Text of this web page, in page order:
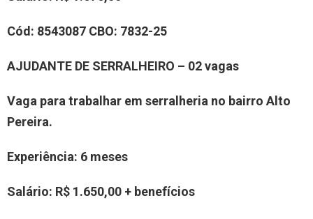
Cód: 8543087 CBO: 7832-25
AJUDANTE DE SERRALHEIRO – 02 vagas
Vaga para trabalhar em serralheria no bairro Alto
Pereira.
Experiência: 6 meses
Salário: R$ 1.650,00 + benefícios